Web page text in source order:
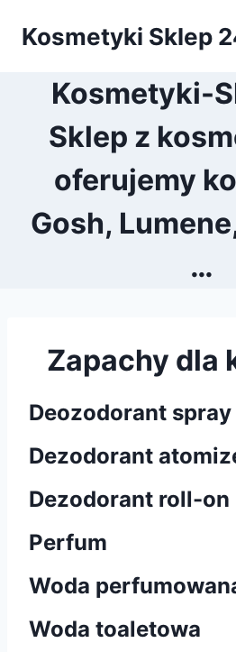
Kosmetyki Sklep
Kosmetyki-
Sklep z
oferujemy
Gosh,
…
Zapachy dla
Deozodorant spray
Dezodorant
Dezodorant roll-on
Perfum
Woda
Woda toaletowa